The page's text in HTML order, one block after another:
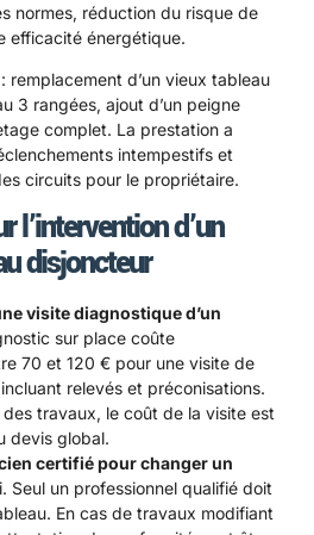
normes, réduction du risque de
efficacité énergétique.
remplacement d’un vieux tableau
3 rangées, ajout d’un peigne
complet. La prestation a
intempestifs et
circuits pour le propriétaire.
l’intervention d’un
disjoncteur
visite diagnostique d’un
sur place coûte
70 et 120 € pour une visite de
relevés et préconisations.
travaux, le coût de la visite est
devis global.
certifié pour changer un
Seul un professionnel qualifié doit
En cas de travaux modifiant